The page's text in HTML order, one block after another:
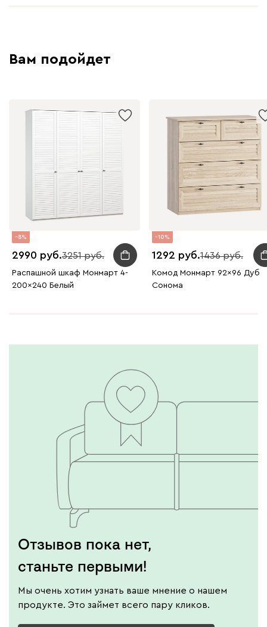
Вам подойдет
8
2990 3251
Распашной шкаф Монмарт 4-
200x240 Белый
10
1292 1436
Комод Монмарт 92x96 Дуб
Сонома
Отзывов пока нет,
станьте первыми!
Мы очень хотим узнать ваше мнение о нашем
продукте. Это займет всего пару кликов.